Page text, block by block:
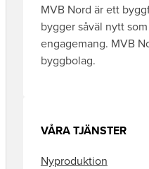
MVB Nord är ett
bygger såväl nytt
engagemang. MVB
byggbolag.
VÅRA TJÄNSTER
Nyproduktion